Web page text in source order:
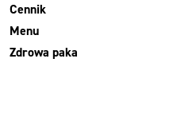
Cennik
Menu
Zdrowa paka